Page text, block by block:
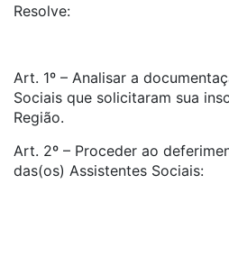
Resolve:
Art. 1º – Analisar a
Sociais que solicitaram sua
Região.
Art. 2º – Proceder ao
das(os) Assistentes Sociais: